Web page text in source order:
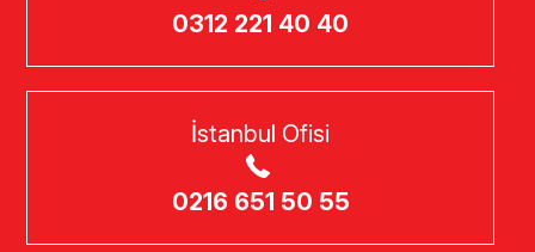
0312 221 40 40
İstanbul Ofisi
0216 651 50 55